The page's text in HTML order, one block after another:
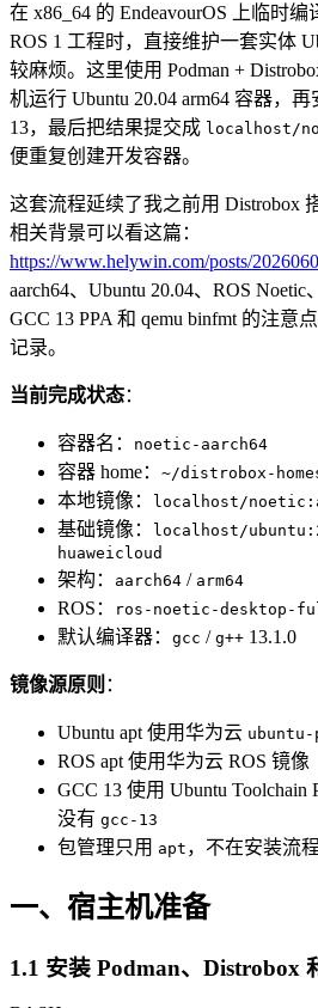
在 x86_64 的 EndeavourOS 上临时编
ROS 1 工程时，直接维护一套实体
较麻烦。这里使用 Podman +
机运行 Ubuntu 20.04 arm64 容器，
13，最后把结果提交成 localhost/
便重复创建开发容器。
这套流程延续了我之前用 Distrobox
相关背景可以看这篇：
https://www.helywin.com/posts/
aarch64、Ubuntu 20.04、ROS Noetic
GCC 13 PPA 和 qemu binfmt 的注意
记录。
当前完成状态：
容器名： noetic-aarch64
容器 home： ~/distrobox-
本地镜像： localhost/
基础镜像：
localhost/
huaweicloud
架构： aarch64 / arm64
ROS： ros-noetic-desktop-
默认编译器： gcc / g++ 13.1.0
镜像源原则 ：
Ubuntu apt 使用华为云
ROS apt 使用华为云 ROS 镜像
GCC 13 使用 Ubuntu Toolchain
没有 gcc-13
包管理只用 apt ，不在安装流
一、宿主机准备
1.1 安装 Podman、Distrobox